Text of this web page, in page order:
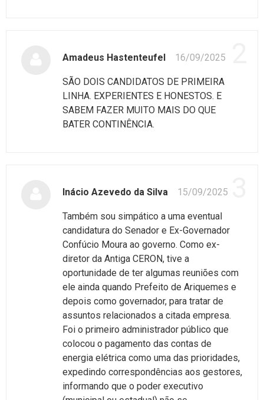
Amadeus Hastenteufel 16/09/2025
SÃO DOIS CANDIDATOS DE PRIMEIRA
LINHA. EXPERIENTES E HONESTOS. E
SABEM FAZER MUITO MAIS DO QUE
BATER CONTINÊNCIA.
Inácio Azevedo da Silva 15/09/2025
Também sou simpático a uma eventual
candidatura do Senador e Ex-Governador
Confúcio Moura ao governo. Como ex-
diretor da Antiga CERON, tive a
oportunidade de ter algumas reuniões com
ele ainda quando Prefeito de Ariquemes e
depois como governador, para tratar de
assuntos relacionados a citada empresa.
Foi o primeiro administrador público que
colocou o pagamento das contas de
energia elétrica como uma das prioridades,
expedindo correspondências aos gestores,
informando que o poder executivo